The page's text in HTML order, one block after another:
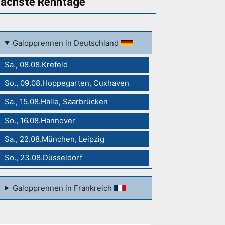
Galopprennen in Deutschland
Sa., 08.08.Krefeld
So., 09.08.Hoppegarten, Cuxhaven
Sa., 15.08.Halle, Saarbrücken
So., 16.08.Hannover
Sa., 22.08.München, Leipzig
So., 23.08.Düsseldorf
Galopprennen in Frankreich